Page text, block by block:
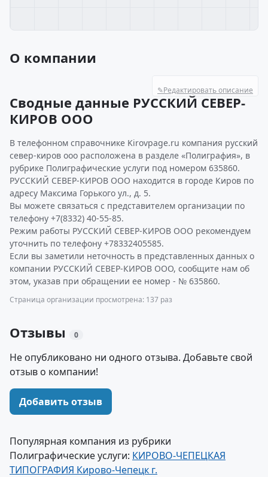
О компании
✎Редактировать описание
Сводные данные РУССКИЙ СЕВЕР-
КИРОВ ООО
В телефонном справочнике Kirovpage.ru компания русский
север-киров ооо расположена в разделе «Полиграфия», в
рубрике Полиграфические услуги под номером 635860.
РУССКИЙ СЕВЕР-КИРОВ ООО находится в городе Киров по
адресу Максима Горького ул., д. 5.
Вы можете связаться с представителем организации по
телефону +7(8332) 40-55-85.
Режим работы РУССКИЙ СЕВЕР-КИРОВ ООО рекомендуем
уточнить по телефону +78332405585.
Если вы заметили неточность в представленных данных о
компании РУССКИЙ СЕВЕР-КИРОВ ООО, сообщите нам об
этом, указав при обращении ее номер - № 635860.
Страница организации просмотрена: 137 раз
Отзывы 0
Не опубликовано ни одного отзыва. Добавьте свой
отзыв о компании!
Добавить отзыв
Популярная компания из рубрики
Полиграфические услуги: КИРОВО-ЧЕПЕЦКАЯ
ТИПОГРАФИЯ Кирово-Чепецк г.